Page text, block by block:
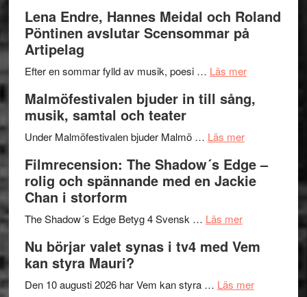
I
Delvis
genrens
terräng
på
Lena Endre, Hannes Meidal och Roland
Pöntinen avslutar Scensommar på
Artipelag
Efter en sommar fylld av musik, poesi … Läs merom
Endre,
Roland
Pöntinen
Scensommar
Artipelag
Malmöfestivalen bjuder in till sång,
musik, samtal och teater
Under Malmöfestivalen bjuder Malmö … Läs merom
bjuder
in
samtal
teater
Filmrecension: The Shadow´s Edge –
rolig och spännande med en Jackie
Chan i storform
The Shadow´s Edge Betyg 4 Svensk … Läs merom
The
´s
Nu börjar valet synas i tv4 med Vem
kan styra Mauri?
Den 10 augusti 2026 har Vem kan styra … Läs merom